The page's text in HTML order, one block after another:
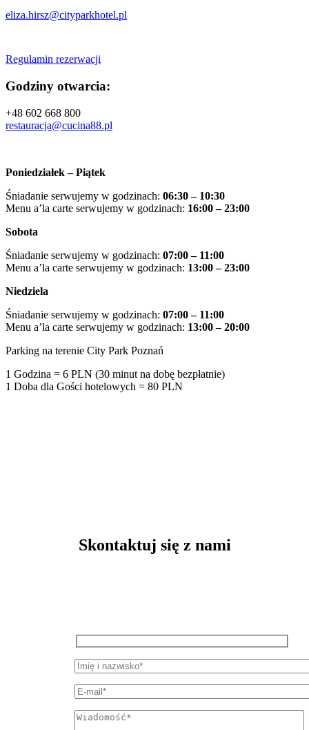
eliza.hirsz@cityparkhotel.pl
Regulamin rezerwacji
Godziny otwarcia:
+48 602 668 800
restauracja@cucina88.pl
Poniedziałek – Piątek
Śniadanie serwujemy w godzinach: 06:30 – 10:30
Menu a’la carte serwujemy w godzinach: 16:00 –23:00
Sobota
Śniadanie serwujemy w godzinach: 07:00 – 11:00
Menu a’la carte serwujemy w godzinach: 13:00 – 23:00
Niedziela
Śniadanie serwujemy w godzinach: 07:00 – 11:00
Menu a’la carte serwujemy w godzinach: 13:00 – 20:00
Parking na terenie City Park Poznań
1 Godzina = 6 PLN (30 minut na dobę bezpłatnie)
1 Doba dla Gości hotelowych = 80 PLN
Skontaktuj się z nami